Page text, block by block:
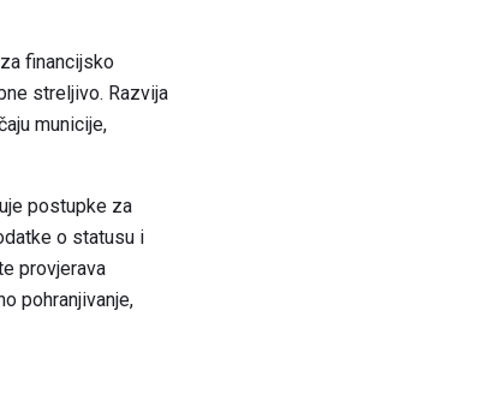
financijsko
streljivo. Razvija
municije,
postupke za
o statusu i
provjerava
pohranjivanje,